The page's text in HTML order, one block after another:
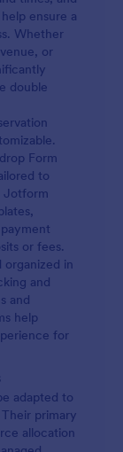
ensure a
Whether
or
double
Form
to
Jotform
or fees.
organized in
and
and
help
for
adapted to
primary
allocation